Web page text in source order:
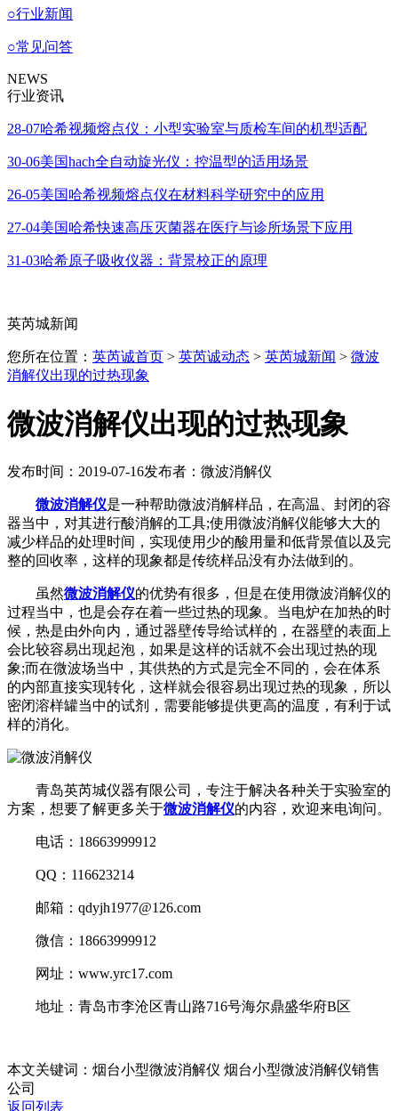
○行业新闻
○常见问答
NEWS
行业资讯
28-07哈希视频熔点仪：小型实验室与质检车间的机型适配
30-06美国hach全自动旋光仪：控温型的适用场景
26-05美国哈希视频熔点仪在材料科学研究中的应用
27-04美国哈希快速高压灭菌器在医疗与诊所场景下应用
31-03哈希原子吸收仪器：背景校正的原理
英芮城新闻
您所在位置： 英芮诚首页 > 英芮诚动态 > 英芮城新闻 > 微波
消解仪出现的过热现象
微波消解仪出现的过热现象
发布时间：2019-07-16发布者：微波消解仪
微波消解仪是一种帮助微波消解样品，在高温、封闭的容
器当中，对其进行酸消解的工具;使用微波消解仪能够大大的
减少样品的处理时间，实现使用少的酸用量和低背景值以及完
整的回收率，这样的现象都是传统样品没有办法做到的。
虽然微波消解仪的优势有很多，但是在使用微波消解仪的
过程当中，也是会存在着一些过热的现象。当电炉在加热的时
候，热是由外向内，通过器壁传导给试样的，在器壁的表面上
会比较容易出现起泡，如果是这样的话就不会出现过热的现
象;而在微波场当中，其供热的方式是完全不同的，会在体系
的内部直接实现转化，这样就会很容易出现过热的现象，所以
密闭溶样罐当中的试剂，需要能够提供更高的温度，有利于试
样的消化。
青岛英芮城仪器有限公司，专注于解决各种关于实验室的
方案，想要了解更多关于微波消解仪的内容，欢迎来电询问。
电话：18663999912
QQ：116623214
邮箱：qdyjh1977@126.com
微信：18663999912
网址：www.yrc17.com
地址：青岛市李沧区青山路716号海尔鼎盛华府B区
本文关键词：烟台小型微波消解仪 烟台小型微波消解仪销售
公司
返回列表